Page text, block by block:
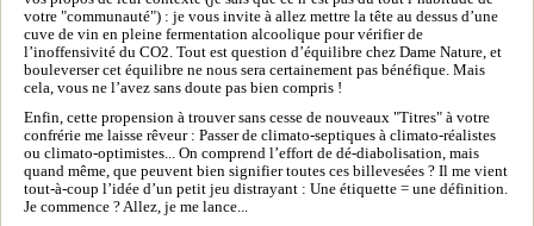
votre "communauté") : je vous invite à allez mettre la tête au dessus d’une
cuve de vin en pleine fermentation alcoolique pour vérifier de
l’inoffensivité du CO2. Tout est question d’équilibre chez Dame Nature, et
bouleverser cet équilibre ne nous sera certainement pas bénéfique. Mais
cela, vous ne l’avez sans doute pas bien compris !
Enfin, cette propension à trouver sans cesse de nouveaux "Titres" à votre
confrérie me laisse rêveur : Passer de climato-septiques à climato-réalistes
ou climato-optimistes... On comprend l’effort de dé-diabolisation, mais
quand même, que peuvent bien signifier toutes ces billevesées ? Il me vient
tout-à-coup l’idée d’un petit jeu distrayant : Une étiquette = une définition.
Je commence ? Allez, je me lance...